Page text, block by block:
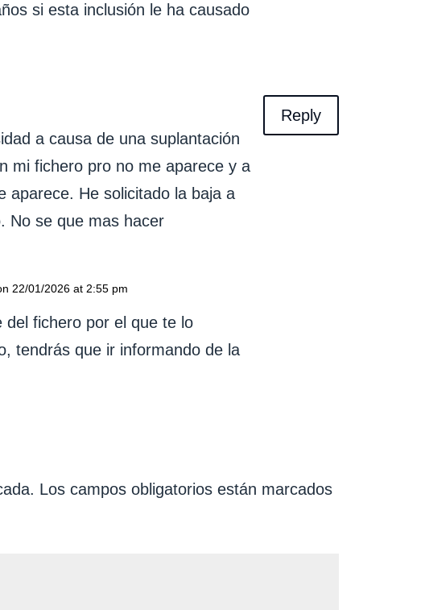
si esta inclusión le ha causado
a causa de una suplantación
mi fichero pro no me aparece y a
aparece. He solicitado la baja a
No se que mas hacer
Reply
22/01/2026 at 2:55 pm
fichero por el que te lo
tendrás que ir informando de la
Los campos obligatorios están marcados